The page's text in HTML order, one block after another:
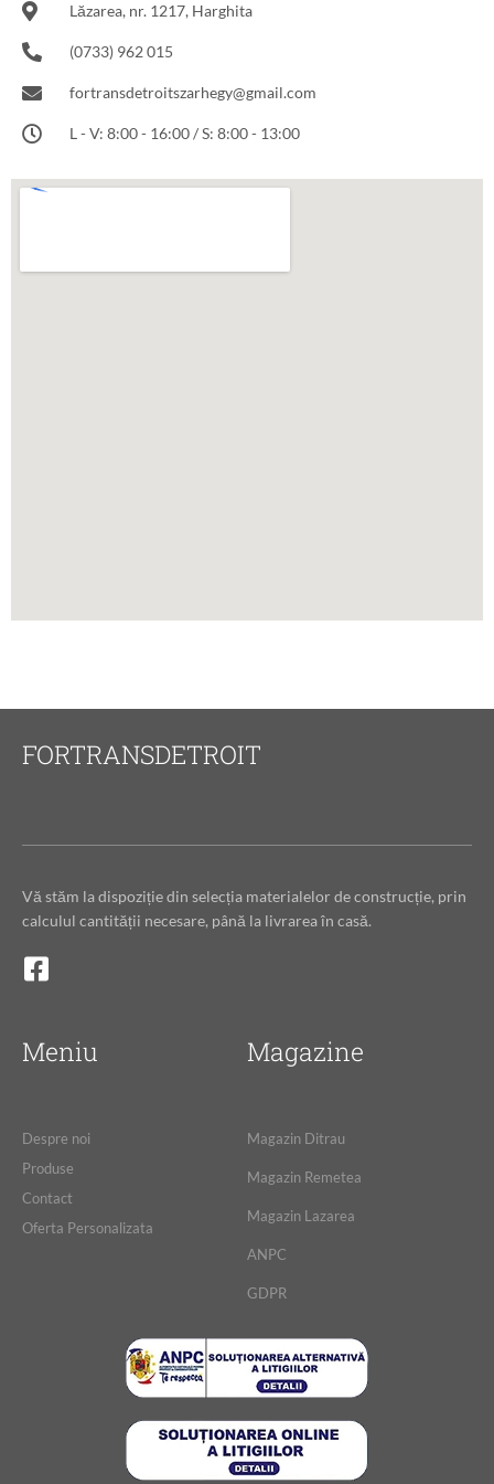
Lăzarea, nr. 1217, Harghita
(0733) 962 015
fortransdetroitszarhegy@gmail.com
L - V: 8:00 - 16:00 / S: 8:00 - 13:00
FORTRANSDETROIT
Vă stăm la dispoziție din selecția materialelor de construcție, prin
calculul cantității necesare, până la livrarea în casă.
Meniu
Despre noi
Produse
Contact
Oferta Personalizata
Magazine
Magazin Ditrau
Magazin Remetea
Magazin Lazarea
ANPC
GDPR